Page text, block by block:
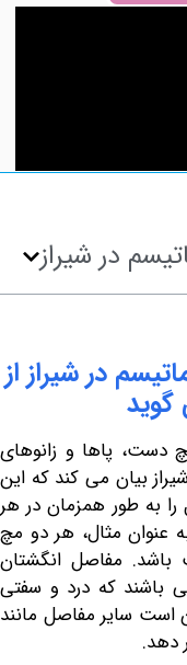
شیراز
درشیرازاز
و زانوهای
می کند که این
همزمان در هر
مثال، هر دو مچ
انگشتان
که درد و سفتی
مفاصل مانند